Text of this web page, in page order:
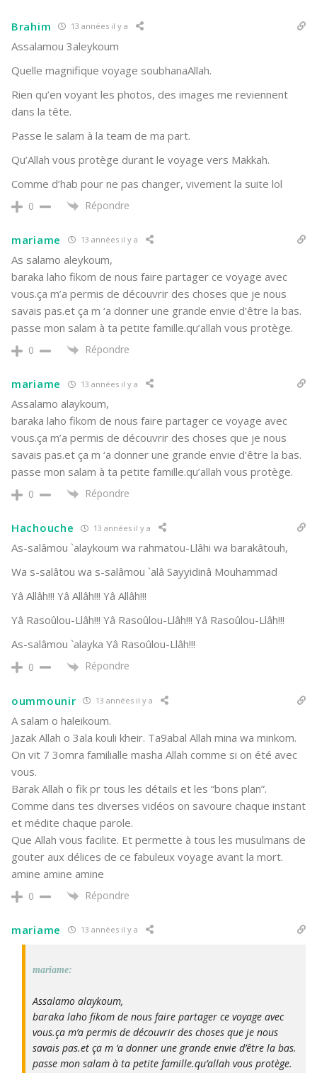
Brahim 13 années il y a
Assalamou 3aleykoum
Quelle magnifique voyage soubhanaAllah.
Rien qu’en voyant les photos, des images me reviennent
dans la tête.
Passe le salam à la team de ma part.
Qu’Allah vous protège durant le voyage vers Makkah.
Comme d’hab pour ne pas changer, vivement la suite lol
0 Répondre
mariame 13 années il y a
As salamo aleykoum,
baraka laho fikom de nous faire partager ce voyage avec
vous.ça m’a permis de découvrir des choses que je nous
savais pas.et ça m ‘a donner une grande envie d’être la bas.
passe mon salam à ta petite famille.qu’allah vous protège.
0 Répondre
mariame 13 années il y a
Assalamo alaykoum,
baraka laho fikom de nous faire partager ce voyage avec
vous.ça m’a permis de découvrir des choses que je nous
savais pas.et ça m ‘a donner une grande envie d’être la bas.
passe mon salam à ta petite famille.qu’allah vous protège.
0 Répondre
Hachouche 13 années il y a
As-salâmou `alaykoum wa rahmatou-Llâhi wa barakâtouh,
Wa s-salâtou wa s-salâmou `alâ Sayyidinâ Mouhammad
Yâ Allâh!!! Yâ Allâh!!! Yâ Allâh!!!
Yâ Rasoûlou-Llâh!!! Yâ Rasoûlou-Llâh!!! Yâ Rasoûlou-Llâh!!!
As-salâmou `alayka Yâ Rasoûlou-Llâh!!!
0 Répondre
oummounir 13 années il y a
A salam o haleikoum.
Jazak Allah o 3ala kouli kheir. Ta9abal Allah mina wa minkom.
On vit 7 3omra familialle masha Allah comme si on été avec
vous.
Barak Allah o fik pr tous les détails et les “bons plan”.
Comme dans tes diverses vidéos on savoure chaque instant
et médite chaque parole.
Que Allah vous facilite. Et permette à tous les musulmans de
gouter aux délices de ce fabuleux voyage avant la mort.
amine amine amine
0 Répondre
mariame 13 années il y a
mariame:
Assalamo alaykoum,
baraka laho fikom de nous faire partager ce voyage avec
vous.ça m’a permis de découvrir des choses que je nous
savais pas.et ça m ‘a donner une grande envie d’être la bas.
passe mon salam à ta petite famille.qu’allah vous protège.